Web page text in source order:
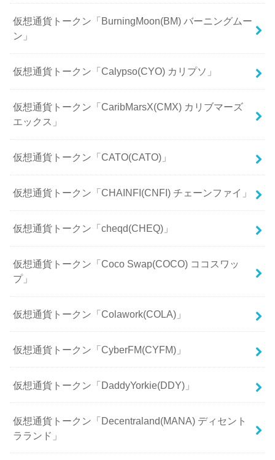
仮想通貨トークン「BurningMoon(BM) バーニングムー
ン」
仮想通貨トークン「Calypso(CYO) カリプソ」
仮想通貨トークン「CaribMarsX(CMX) カリブマーズ
エックス」
仮想通貨トークン「CATO(CATO)」
仮想通貨トークン「CHAINFI(CNFI) チェーンファイ」
仮想通貨トークン「cheqd(CHEQ)」
仮想通貨トークン「Coco Swap(COCO) ココスワッ
プ」
仮想通貨トークン「Colawork(COLA)」
仮想通貨トークン「CyberFM(CYFM)」
仮想通貨トークン「DaddyYorkie(DDY)」
仮想通貨トークン「Decentraland(MANA) ディセント
ラランド」